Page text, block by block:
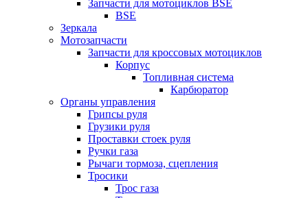
Запчасти для мотоциклов BSE
BSE
Зеркала
Мотозапчасти
Запчасти для кроссовых мотоциклов
Корпус
Топливная система
Карбюратор
Органы управления
Грипсы руля
Грузики руля
Проставки стоек руля
Ручки газа
Рычаги тормоза, сцепления
Тросики
Трос газа